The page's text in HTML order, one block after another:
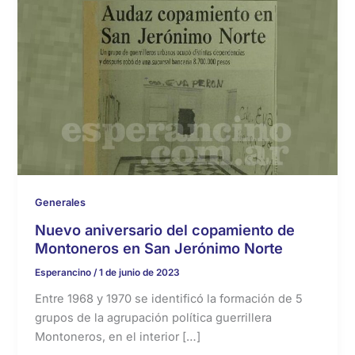
Generales
Nuevo aniversario del copamiento de
Montoneros en San Jerónimo Norte
Esperancino /1 de junio de 2023
Entre 1968 y 1970 se identificó la formación de 5
grupos de la agrupación política guerrillera
Montoneros, en el interior […]